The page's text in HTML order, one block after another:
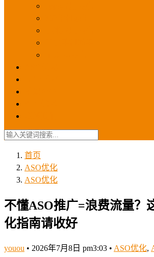
首页
ASO优化
ASO优化
不懂ASO推广=浪费流量？
化指南请收好
youou • 2026年7月8日 pm3:03 • ASO优化,